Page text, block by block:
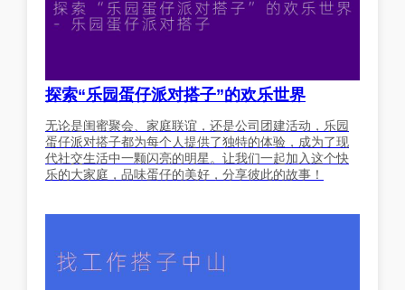
探索“乐园蛋仔派对搭子”的欢乐世界
无论是闺蜜聚会、家庭联谊，还是公司团建活动，乐园
蛋仔派对搭子都为每个人提供了独特的体验，成为了现
代社交生活中一颗闪亮的明星。让我们一起加入这个快
乐的大家庭，品味蛋仔的美好，分享彼此的故事！